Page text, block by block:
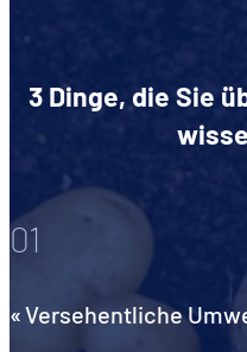
3 Dinge, die Sie
01
« Versehentliche